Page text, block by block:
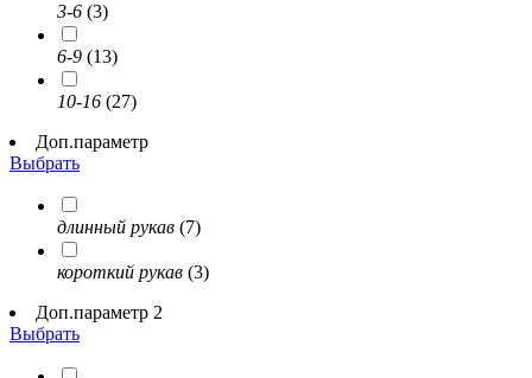
3-6 (3)
6-9 (13)
10-16 (27)
Доп.параметр
Выбрать
длинный рукав (7)
короткий рукав (3)
Доп.параметр 2
Выбрать